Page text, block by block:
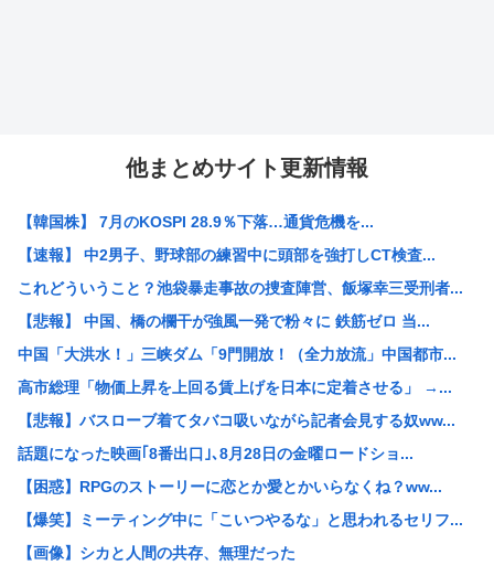
他まとめサイト更新情報
【韓国株】 7月のKOSPI 28.9％下落…通貨危機を...
【速報】 中2男子、野球部の練習中に頭部を強打しCT検査...
これどういうこと？池袋暴走事故の捜査陣営、飯塚幸三受刑者...
【悲報】 中国、橋の欄干が強風一発で粉々に 鉄筋ゼロ 当...
中国「大洪水！」三峡ダム「9門開放！（全力放流」中国都市...
高市総理「物価上昇を上回る賃上げを日本に定着させる」 →...
【悲報】バスローブ着てタバコ吸いながら記者会見する奴ww...
話題になった映画｢8番出口｣､8月28日の金曜ロードショ...
【困惑】RPGのストーリーに恋とか愛とかいらなくね？ww...
【爆笑】ミーティング中に「こいつやるな」と思われるセリフ...
【画像】シカと人間の共存、無理だった